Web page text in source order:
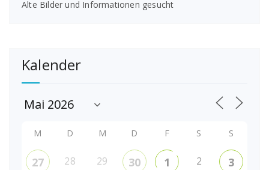
Alte Bilder und Informationen gesucht
Kalender
M D M D F S S
27 28 29 30 1 2 3